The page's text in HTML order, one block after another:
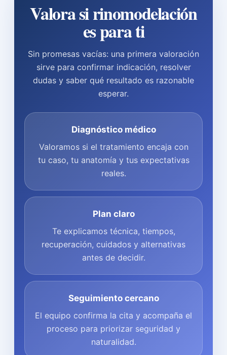
Valora si rinomodelación
es para ti
Sin promesas vacías: una primera valoración
sirve para confirmar indicación, resolver
dudas y saber qué resultado es razonable
esperar.
Diagnóstico médico
Valoramos si el tratamiento encaja con
tu caso, tu anatomía y tus expectativas
reales.
Plan claro
Te explicamos técnica, tiempos,
recuperación, cuidados y alternativas
antes de decidir.
Seguimiento cercano
El equipo confirma la cita y acompaña el
proceso para priorizar seguridad y
naturalidad.